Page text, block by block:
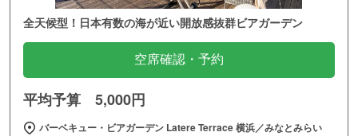
全天候型！日本有数の海が近い開放感抜群ビアガーデン
空席確認・予約
平均予算 5,000円
バーベキュー・ビアガーデン Latere Terrace 横浜／みなとみらい